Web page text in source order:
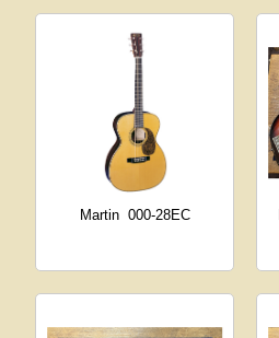
Martin 000-28EC